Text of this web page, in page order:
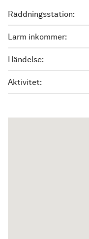
Räddningsstation:
Larm inkommer:
Händelse:
Aktivitet: